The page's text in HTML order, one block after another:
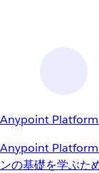
Anypoint Platform
Anypoint Platform
ンの基礎を学ぶた